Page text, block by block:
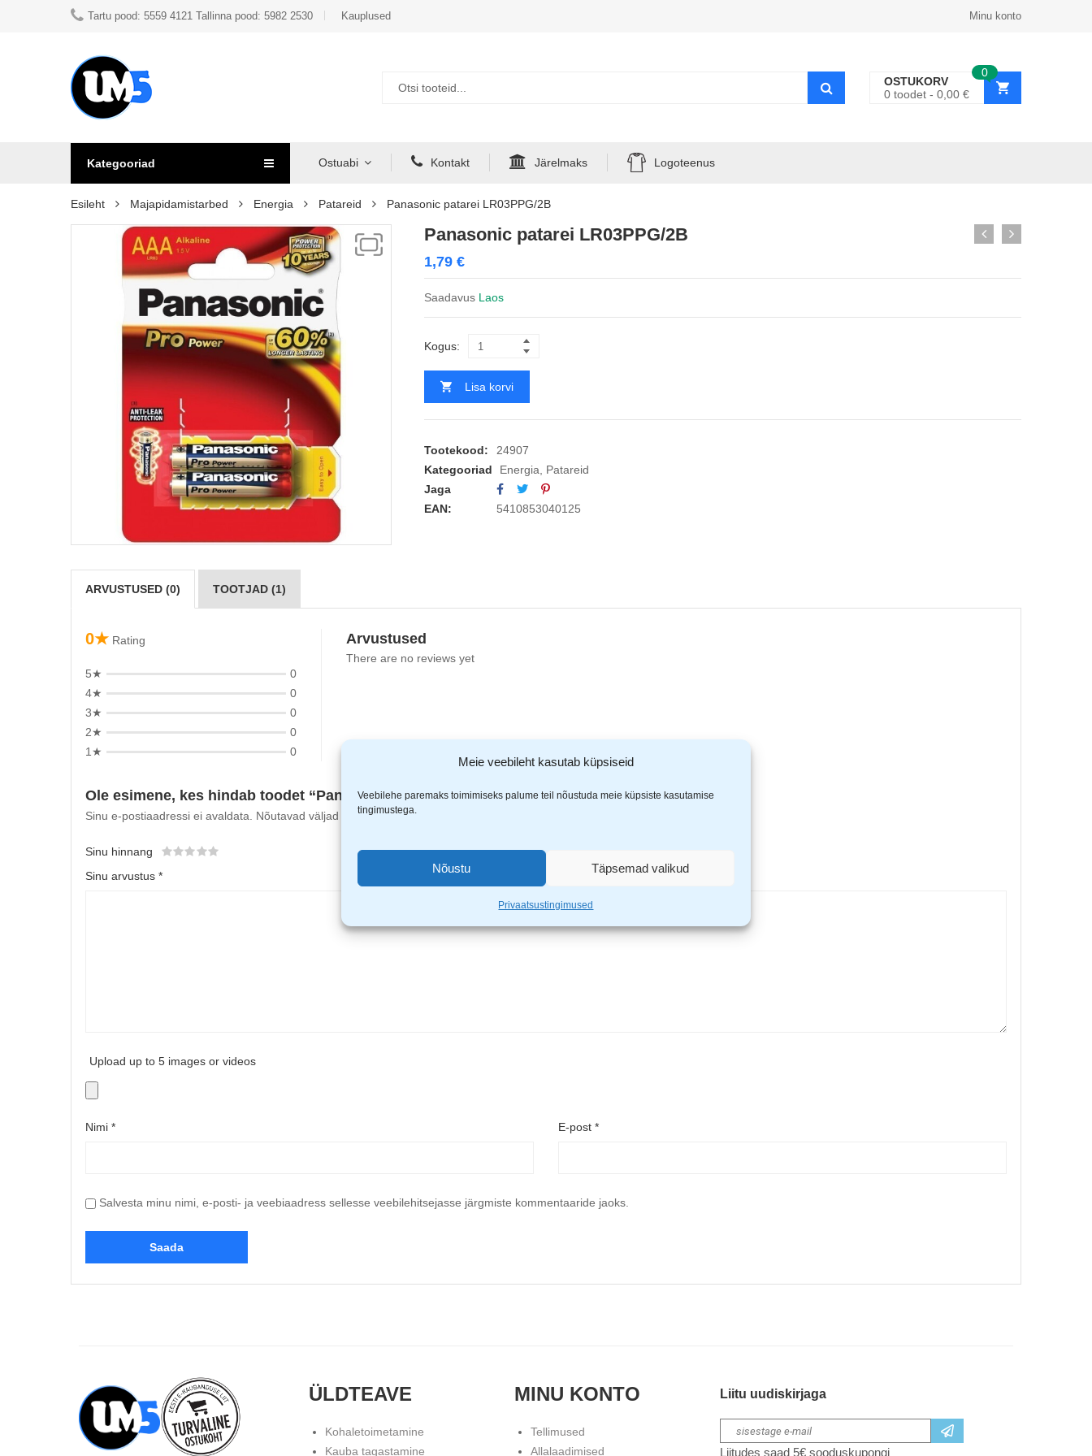
Meie veebileht kasutab küpsiseid
Veebilehe paremaks toimimiseks palume teil nõustuda meie küpsiste kasutamise
tingimustega.
Nõustu Täpsemad valikud
Privaatsustingimused
Tartu pood: 5559 4121 Tallinna pood: 5982 2530 Kauplused Minu konto
0
OSTUKORV
0 toodet 0,00 €
Kategooriad Ostuabi Kontakt Järelmaks Logoteenus
Esileht Majapidamistarbed Energia Patareid Panasonic patarei LR03PPG/2B
Panasonic patarei LR03PPG/2B
1,79 €
Saadavus Laos
Kogus:
Lisa korvi
Tootekood:
24907
Kategooriad
Energia, Patareid
Jaga
EAN:
5410853040125
ARVUSTUSED (0) TOOTJAD (1)
0★ Rating
5★
0
4★
0
3★
0
2★
0
1★
0
Arvustused
There are no reviews yet
Ole esimene, kes hindab toodet “Panasonic patarei LR03PPG/2B”
Sinu e-postiaadressi ei avaldata. Nõutavad väljad on tähistatud*-ga
Sinu hinnang
Sinu arvustus *
Upload up to 5 images or videos
Nimi * E-post *
Salvesta minu nimi, e-posti- ja veebiaadress sellesse veebilehitsejasse järgmiste kommentaaride jaoks.
ÜLDTEAVE
Kohaletoimetamine
Kauba tagastamine
MINU KONTO
Tellimused
Allalaadimised
Liitu uudiskirjaga
Liitudes saad 5€ sooduskupongi